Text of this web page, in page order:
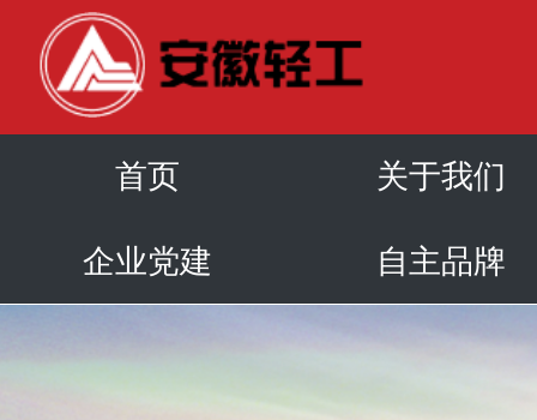
首页 关于我们
企业党建 自主品牌